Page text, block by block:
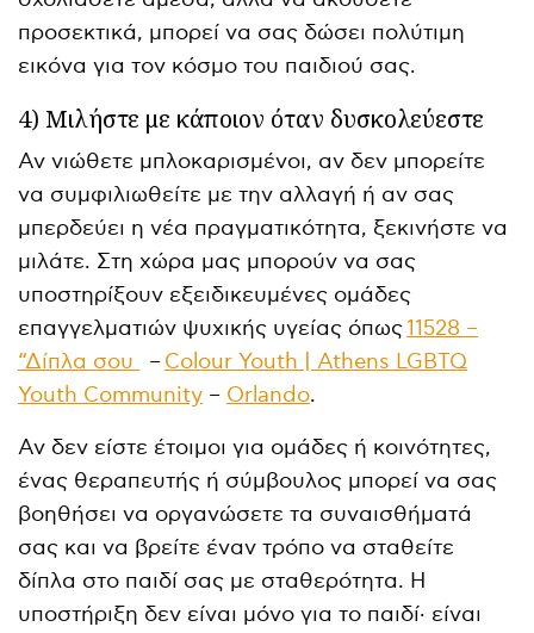
προσεκτικά, μπορεί να σας δώσει πολύτιμη
εικόνα για τον κόσμο του παιδιού σας.
4) Μιλήστε με κάποιον όταν δυσκολεύεστε
Αν νιώθετε μπλοκαρισμένοι, αν δεν μπορείτε
να συμφιλιωθείτε με την αλλαγή ή αν σας
μπερδεύει η νέα πραγματικότητα, ξεκινήστε να
μιλάτε. Στη χώρα μας μπορούν να σας
υποστηρίξουν εξειδικευμένες ομάδες
επαγγελματιών ψυχικής υγείας όπως11528 –
“Δίπλα σου
–Colour Youth | Athens LGBTQ
Youth Community – Orlando.
Αν δεν είστε έτοιμοι για ομάδες ή κοινότητες,
ένας θεραπευτής ή σύμβουλος μπορεί να σας
βοηθήσει να οργανώσετε τα συναισθήματά
σας και να βρείτε έναν τρόπο να σταθείτε
δίπλα στο παιδί σας με σταθερότητα. Η
υποστήριξη δεν είναι μόνο για το παιδί· είναι